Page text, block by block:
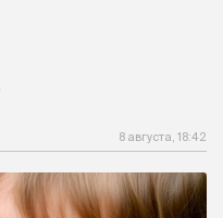
8 августа, 18:42